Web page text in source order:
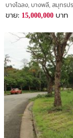
บางโฉลง, บางพลี, สมุทรป
ขาย: 15,000,000 บาท